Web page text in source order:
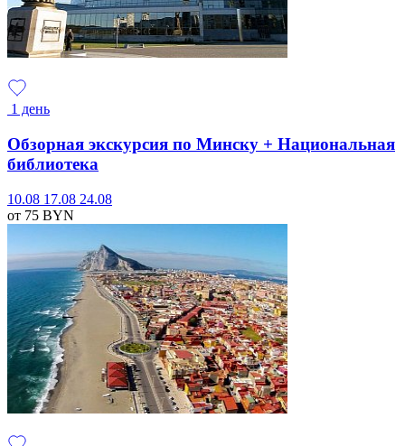
1 день
Обзорная экскурсия по Минску + Национальная
библиотека
10.08 17.08 24.08
от 75 BYN